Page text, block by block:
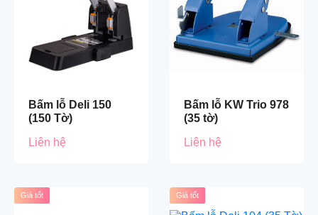
Bấm lỗ Deli 150
(150 Tờ)
Liên hệ
Bấm lỗ KW Trio 978
(35 tờ)
Liên hệ
Giá tốt Giá tốt